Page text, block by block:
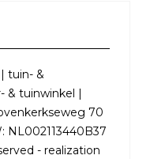
tuin- &
& tuinwinkel |
70
NL002113440B37
- realization